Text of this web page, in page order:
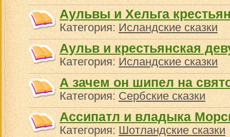
Аульвы и Хельга
Категория:Исландские сказки
Аульв и крестьянская
Категория:Исландские сказки
А зачем он шипел на
Категория:Сербские сказки
Ассипатл и владыка
Категория:Шотландские сказки